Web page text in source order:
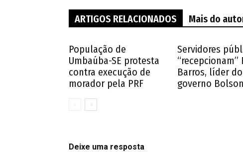
ARTIGOS RELACIONADOS Mais do
População de
Umbaúba-SE protesta
contra execução de
morador pela PRF
Servidores
“recepcionam”
Barros, líder do
governo
Deixe uma resposta